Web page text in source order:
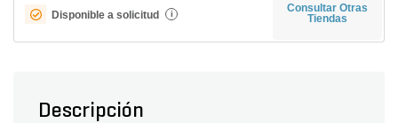
Disponible a solicitud i
Consultar Otras
Tiendas
Descripción